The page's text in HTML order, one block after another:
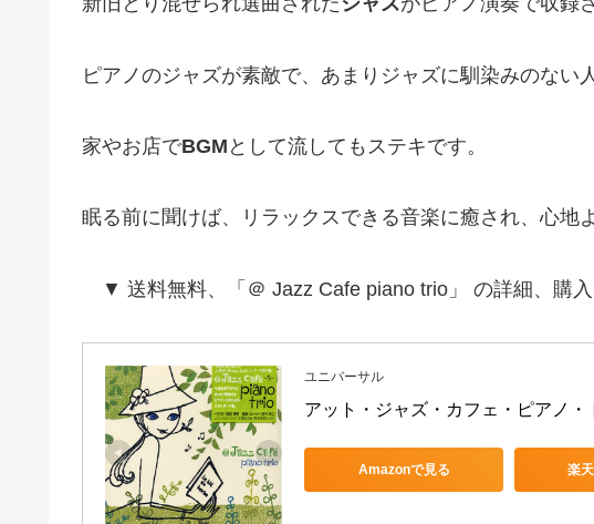
ピアノのジャズが素敵で、あまりジャズに馴染みのない
家やお店でBGM として流してもステキです。
眠る前に聞けば、リラックスできる音楽に癒され、心地
▼ 送料無料、「＠ Jazz Cafe piano trio」 の詳細、購入
ユニバーサル
アット・ジャズ・カフェ・ピアノ・
Amazonで見る 楽